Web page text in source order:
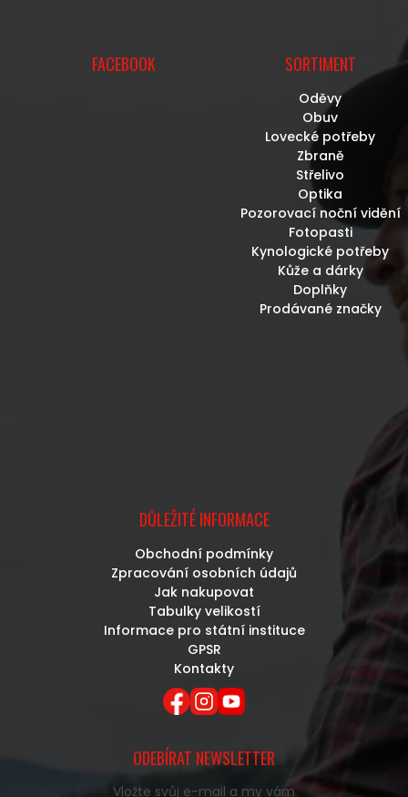
FACEBOOK SORTIMENT
Oděvy
Obuv
Lovecké potřeby
Zbraně
Střelivo
Optika
Pozorovací noční vidění
Fotopasti
Kynologické potřeby
Kůže a dárky
Doplňky
Prodávané značky
DŮLEŽITÉ INFORMACE
Obchodní podmínky
Zpracování osobních údajů
Jak nakupovat
Tabulky velikostí
Informace pro státní instituce
GPSR
Kontakty
ODEBÍRAT NEWSLETTER
Vložte svůj e-mail a my vám